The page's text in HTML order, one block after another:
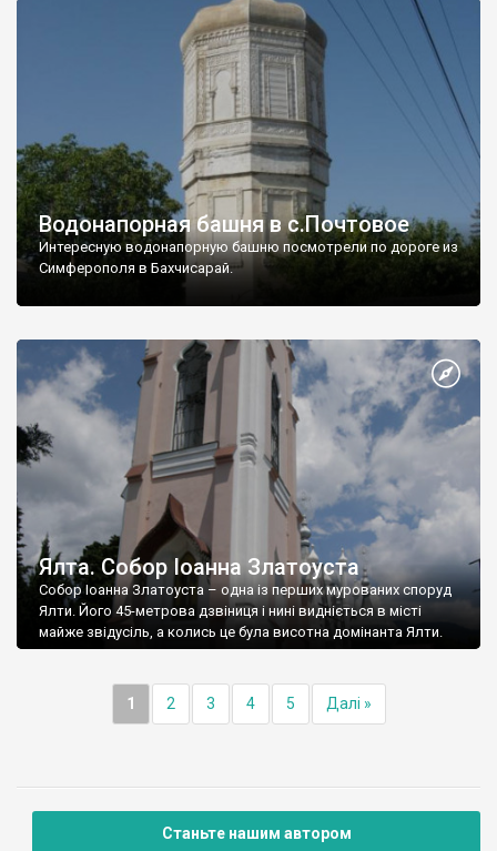
Водонапорная башня в с.Почтовое
Интересную водонапорную башню посмотрели по дороге из
Симферополя в Бахчисарай.
Ялта. Собор Іоанна Златоуста
Собор Іоанна Златоуста – одна із перших мурованих споруд
Ялти. Його 45-метрова дзвіниця і нині видніється в місті
майже звідусіль, а колись це була висотна домінанта Ялти.
1 2 3 4 5 Далі »
Станьте нашим автором